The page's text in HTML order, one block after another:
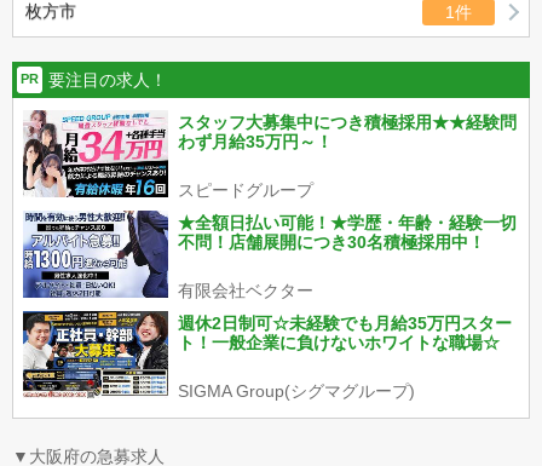
枚方市 1件
PR 要注目の求人！
スタッフ大募集中につき積極採用★★経験問
わず月給35万円～！
スピードグループ
★全額日払い可能！★学歴・年齢・経験一切
不問！店舗展開につき30名積極採用中！
有限会社ベクター
週休2日制可☆未経験でも月給35万円スター
ト！一般企業に負けないホワイトな職場☆
SIGMA Group(シグマグループ)
▼大阪府の急募求人